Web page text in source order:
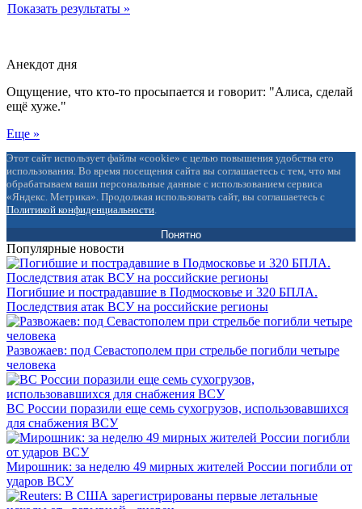
Показать результаты »
Анекдот дня
Ощущение, что кто-то просыпается и говорит: "Алиса, сделай
ещё хуже."
Еще »
Этот сайт использует файлы «cookie» с целью повышения удобства его
использования. Во время посещения сайта вы соглашаетесь с тем, что мы
обрабатываем ваши персональные данные с использованием сервиса
«Яндекс. Метрика». Продолжая использовать сайт, вы соглашаетесь с
Политикой конфиденциальности
Понятно
Популярные новости
Погибшие и пострадавшие в Подмосковье и 320 БПЛА.
Последствия атак ВСУ на российские регионы
Развожаев: под Севастополем при стрельбе погибли четыре
человека
ВС России поразили еще семь сухогрузов, использовавшихся
для снабжения ВСУ
Мирошник: за неделю 49 мирных жителей России погибли от
ударов ВСУ